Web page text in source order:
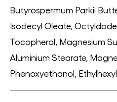
Butyrospermum Parkii
Isodecyl Oleate,
Tocopherol, Magnesium
Aluminium Stearate,
Phenoxyethanol,